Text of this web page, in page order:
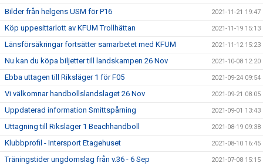
Bilder från helgens USM för P16 2021-11-21 19:47
Köp uppesittarlott av KFUM Trollhättan 2021-11-19 15:13
Länsförsäkringar fortsätter samarbetet med KFUM 2021-11-12 15:23
Nu kan du köpa biljetter till landskampen 26 Nov 2021-10-08 12:20
Ebba uttagen till Riksläger 1 för F05 2021-09-24 09:54
Vi välkomnar handbollslandslaget 26 Nov 2021-09-21 08:05
Uppdaterad information Smittspårning 2021-09-01 13:43
Uttagning till Riksläger 1 Beachhandboll 2021-08-19 09:38
Klubbprofil - Intersport Etagehuset 2021-08-10 16:45
Träningstider ungdomslag från v.36 - 6 Sep 2021-07-08 15:15